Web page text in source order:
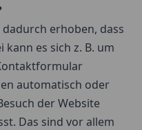
erhoben, dass
es sich z. B. um
automatisch oder
der Website
Das sind vor allem